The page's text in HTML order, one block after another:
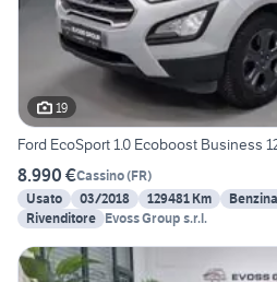
19
Ford EcoSport 1.0 Ecoboost Business
8.990 €Cassino(FR)
Usato
03/2018 129481 Km Benzina
Rivenditore Evoss Group s.r.l.